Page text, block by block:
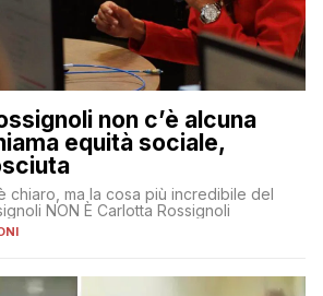
non c’è alcuna
equità sociale,
chiaro, ma la cosa più incredibile del
NON È Carlotta Rossignoli